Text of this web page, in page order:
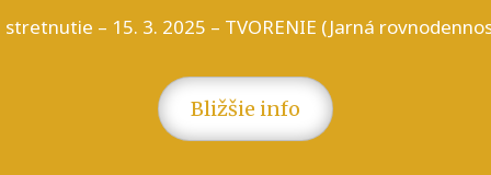
stretnutie – 15. 3. 2025 – TVORENIE (Jarná
Bližšie info